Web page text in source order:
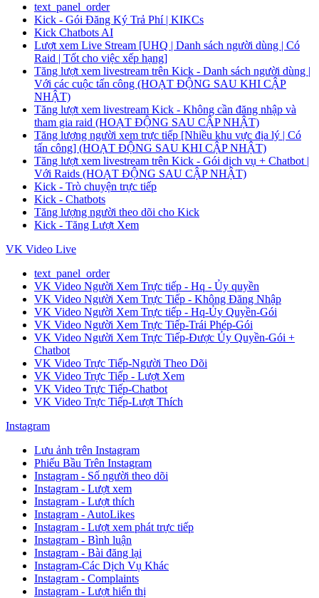
text_panel_order
Kick - Gói Đăng Ký Trả Phí | KIKCs
Kick Chatbots AI
Lượt xem Live Stream [UHQ | Danh sách người dùng | Có
Raid | Tốt cho việc xếp hạng]
Tăng lượt xem livestream trên Kick - Danh sách người dùng |
Với các cuộc tấn công (HOẠT ĐỘNG SAU KHI CẬP
NHẬT)
Tăng lượt xem livestream Kick - Không cần đăng nhập và
tham gia raid (HOẠT ĐỘNG SAU CẬP NHẬT)
Tăng lượng người xem trực tiếp [Nhiều khu vực địa lý | Có
tấn công] (HOẠT ĐỘNG SAU KHI CẬP NHẬT)
Tăng lượt xem livestream trên Kick - Gói dịch vụ + Chatbot |
Với Raids (HOẠT ĐỘNG SAU CẬP NHẬT)
Kick - Trò chuyện trực tiếp
Kick - Chatbots
Tăng lượng người theo dõi cho Kick
Kick - Tăng Lượt Xem
VK Video Live
text_panel_order
VK Video Người Xem Trực tiếp - Hq - Ủy quyền
VK Video Người Xem Trực Tiếp - Không Đăng Nhập
VK Video Người Xem Trực tiếp - Hq-Ủy Quyền-Gói
VK Video Người Xem Trực Tiếp-Trái Phép-Gói
VK Video Người Xem Trực Tiếp-Được Ủy Quyền-Gói +
Chatbot
VK Video Trực Tiếp-Người Theo Dõi
VK Video Trực Tiếp - Lượt Xem
VK Video Trực Tiếp-Chatbot
VK Video Trực Tiếp-Lượt Thích
Instagram
Lưu ảnh trên Instagram
Phiếu Bầu Trên Instagram
Instagram - Số người theo dõi
Instagram - Lượt xem
Instagram - Lượt thích
Instagram - AutoLikes
Instagram - Lượt xem phát trực tiếp
Instagram - Bình luận
Instagram - Bài đăng lại
Instagram-Các Dịch Vụ Khác
Instagram - Complaints
Instagram - Lượt hiển thị